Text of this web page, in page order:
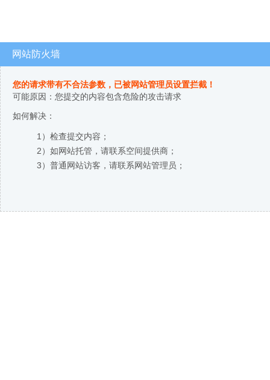
网站防火墙
您的请求带有不合法参数，已被网站管理员设置拦截！
可能原因：您提交的内容包含危险的攻击请求
如何解决：
1）检查提交内容；
2）如网站托管，请联系空间提供商；
3）普通网站访客，请联系网站管理员；